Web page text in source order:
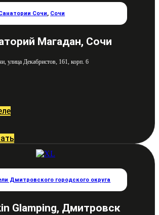
Сочи, Сочи
Магадан, Сочи
улица Декабристов, 161, корп. 6
Дмитровского городского округа
Glamping, Дмитровск